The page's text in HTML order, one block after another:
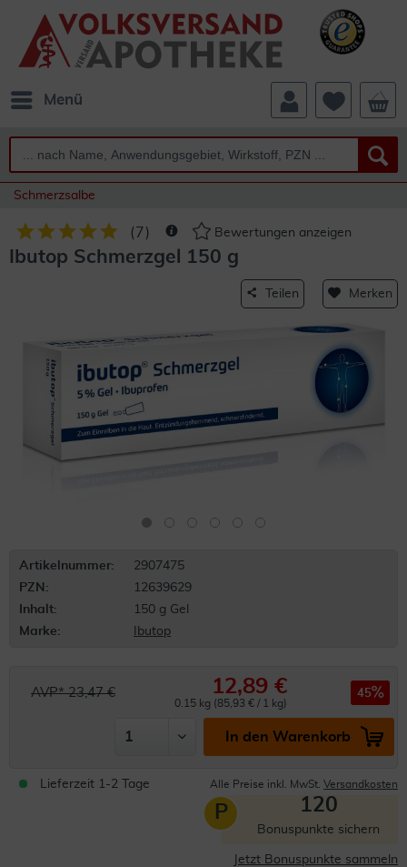
Menü
Schmerzsalbe
( 7 ) Bewertungen anzeigen
Ibutop Schmerzgel 150 g
Teilen Merken
Artikelnummer:
2907475
PZN:
12639629
Inhalt:
150 g Gel
Marke:
Ibutop
AVP* 23,47 € 12,89 €
0.15 kg (85,93 € / 1 kg)
45
In den Warenkorb
Lieferzeit 1-2 Tage Alle Preise inkl. MwSt. Versandkosten
P 120
Bonuspunkte sichern
Jetzt Bonuspunkte sammeln